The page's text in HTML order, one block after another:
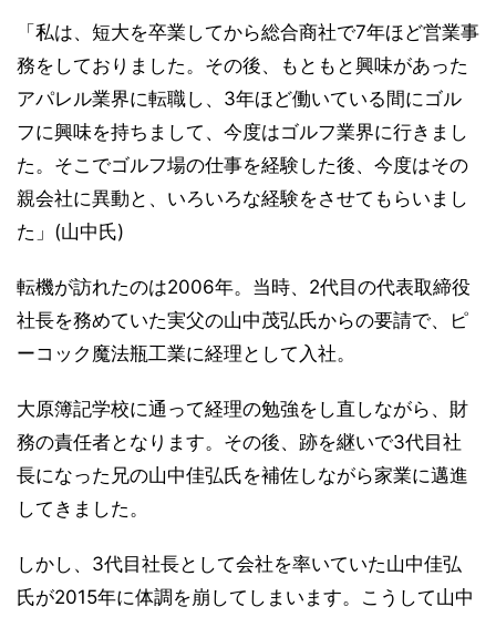
「私は、短大を卒業してから総合商社で7年ほど営業事
務をしておりました。その後、もともと興味があった
アパレル業界に転職し、3年ほど働いている間にゴル
フに興味を持ちまして、今度はゴルフ業界に行きまし
た。そこでゴルフ場の仕事を経験した後、今度はその
親会社に異動と、いろいろな経験をさせてもらいまし
た」(山中氏)
転機が訪れたのは2006年。当時、2代目の代表取締役
社長を務めていた実父の山中茂弘氏からの要請で、ピ
ーコック魔法瓶工業に経理として入社。
大原簿記学校に通って経理の勉強をし直しながら、財
務の責任者となります。その後、跡を継いで3代目社
長になった兄の山中佳弘氏を補佐しながら家業に邁進
してきました。
しかし、3代目社長として会社を率いていた山中佳弘
氏が2015年に体調を崩してしまいます。こうして山中